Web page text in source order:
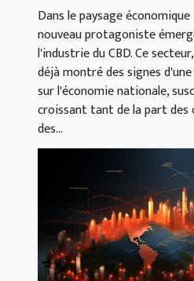
Dans le paysage
nouveau protagoniste
l'industrie du CBD. Ce
déjà montré des signes
sur l'économie nationale,
croissant tant de la part des
des...